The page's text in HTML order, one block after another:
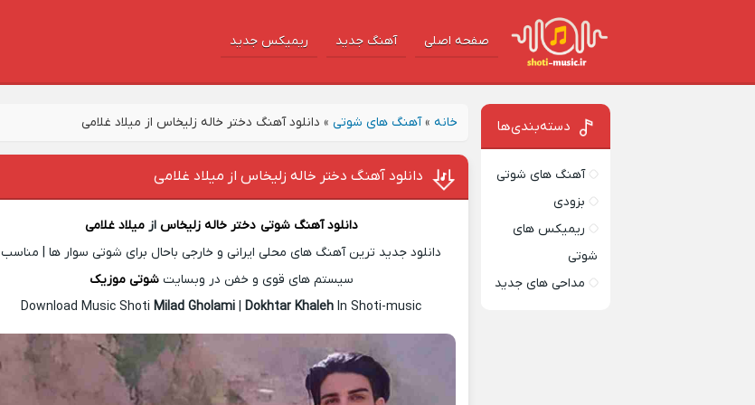
صفحه اصلی آهنگ‌ جدید ریمیکس جدید
خانه »آهنگ های شوتی » دانلود آهنگ دختر خاله زلیخاس از میلاد غلامی
دانلود آهنگ دختر خاله زلیخاس از میلاد غلامی
دانلود آهنگ شوتی دختر خاله زلیخاس ازمیلاد غلامی
دانلود جدید ترین آهنگ های محلی ایرانی و خارجی باحال برای شوتی سوار ها | مناسب
سیستم های قوی و خفن در وبسایتشوتی موزیک
Download Music ShotiMilad Gholami |Dokhtar Khaleh In Shoti-music
دسته‌بندی‌ها
آهنگ های شوتی
بزودی
ریمیکس های
شوتی
مداحی های جدید